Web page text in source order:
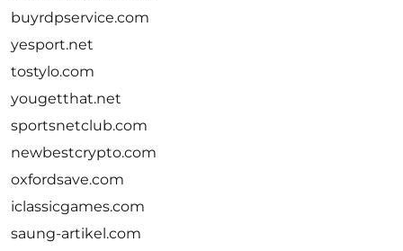
buyrdpservice.com
yesport.net
tostylo.com
yougetthat.net
sportsnetclub.com
newbestcrypto.com
oxfordsave.com
iclassicgames.com
saung-artikel.com